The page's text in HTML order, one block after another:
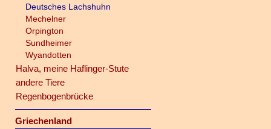
Deutsches Lachshuhn
Mechelner
Orpington
Sundheimer
Wyandotten
Halva, meine Haflinger-Stute
andere Tiere
Regenbogenbrücke
Griechenland